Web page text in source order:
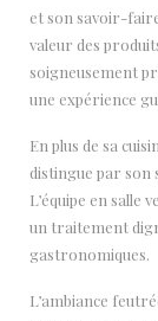
et son savoir-
valeur des
soigneusement
une expérience
En plus de sa
distingue par son
L’équipe en salle
un traitement
gastronomiques.
L’ambiance